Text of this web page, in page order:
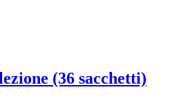
(36 sacchetti)